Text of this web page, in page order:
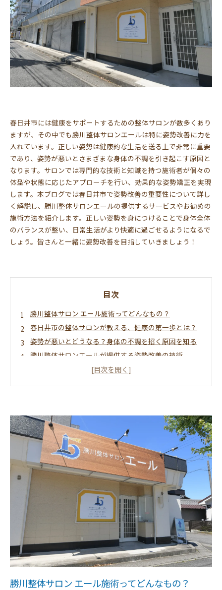
春日井市には健康をサポートするための整体サロンが数多くあり
ますが、その中でも勝川整体サロンエールは特に姿勢改善に力を
入れています。正しい姿勢は健康的な生活を送る上で非常に重要
であり、姿勢が悪いとさまざまな身体の不調を引き起こす原因と
なります。サロンでは専門的な技術と知識を持つ施術者が個々の
体型や状態に応じたアプローチを行い、効果的な姿勢矯正を実現
します。本ブログでは春日井市で姿勢改善の重要性について詳し
く解説し、勝川整体サロンエールの提供するサービスやお勧めの
施術方法を紹介します。正しい姿勢を身につけることで身体全体
のバランスが整い、日常生活がより快適に過ごせるようになるで
しょう。皆さんと一緒に姿勢改善を目指していきましょう！
目次
勝川整体サロン エール施術ってどんなもの？
春日井市の整体サロンが教える、健康の第一歩とは？
姿勢が悪いとどうなる？身体の不調を招く原因を知る
勝川整体サロンエールが提供する姿勢改善の技術
専門施術者による個別アプローチで姿勢が変わる！
健康的な生活のために、姿勢改善を始めよう！
勝川整体サロン エール施術ってどんなもの？
勝川整体サロン エール施術ってどんなもの？